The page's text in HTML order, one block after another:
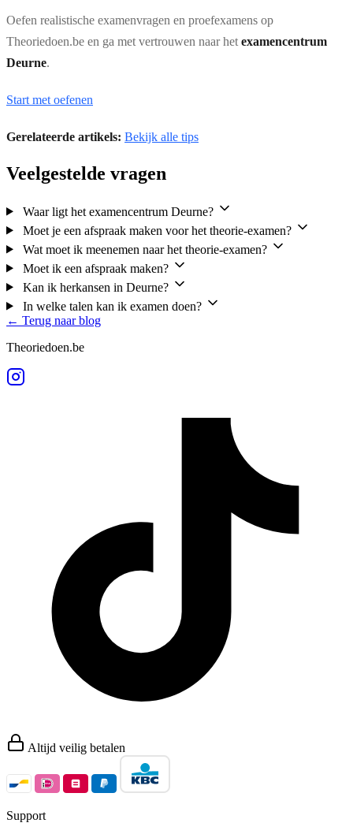
Oefen realistische examenvragen en proefexamens op
Theoriedoen.be en ga met vertrouwen naar het examencentrum
Deurne.
Start met oefenen
Gerelateerde artikels: Bekijk alle tips
Veelgestelde vragen
Waar ligt het examencentrum Deurne?
Moet je een afspraak maken voor het theorie-examen?
Wat moet ik meenemen naar het theorie-examen?
Moet ik een afspraak maken?
Kan ik herkansen in Deurne?
In welke talen kan ik examen doen?
← Terug naar blog
Theoriedoen.be
Altijd veilig betalen
Support